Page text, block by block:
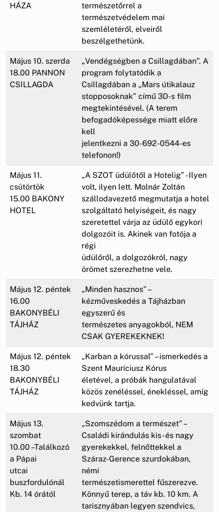
HÁZA
természetőrrel a
természetvédelem mai
szemléletéről, elveiről
beszélgethetünk.
Május 10. szerda
18.00 PANNON
CSILLAGDA
„Vendégségben a Csillagdában”. A
program folytatódik a
Csillagdában a „Mars útikalauz
stopposoknak” című 3D-s film
megtekintésével. (A terem
befogadóképessége miatt előre
kell
jelentkezni a 30-692-0544-es
telefonon!)
Május 11.
csütörtök
15.00 BAKONY
HOTEL
„A SZOT üdülőtől a Hotelig” - Ilyen
volt, ilyen lett. Molnár Zoltán
szállodavezető megmutatja a hotel
szolgáltató helyiségeit, és nagy
szeretettel várja az üdülő egykori
dolgozóit is. Akinek van fotója a
régi
üdülőről, a dolgozókról, nagy
örömet szerezhetne vele.
Május 12. péntek
16.00
BAKONYBÉLI
TÁJHÁZ
„Minden hasznos” –
kézműveskedés a Tájházban
egyszerű és
természetes anyagokból, NEM
CSAK GYEREKEKNEK!
Május 12. péntek
18.30
BAKONYBÉLI
TÁJHÁZ
„Karban a kórussal” – ismerkedés a
Szent Mauríciusz Kórus
életével, a próbák hangulatával
közös zenéléssel, énekléssel, amíg
kedvünk tartja.
Május 13.
szombat
10.00 –Találkozó
a Pápai
utcai
buszfordulónál
Kb. 14 órától
„Szomszédom a természet” –
Családi kirándulás kis- és nagy
gyerekekkel, felnőttekkel a
Száraz-Gerence szurdokában,
némi
természetismerettel fűszerezve.
Könnyű terep, a táv kb. 10 km. A
tarisznyában legyen szendvics,